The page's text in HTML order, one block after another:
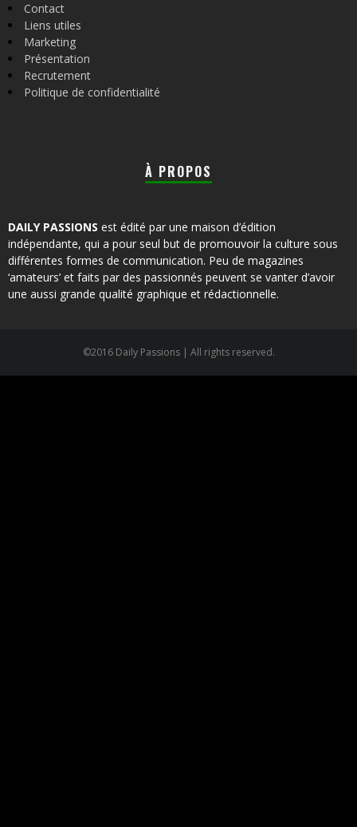
Contact
Liens utiles
Marketing
Présentation
Recrutement
Politique de confidentialité
À PROPOS
DAILY PASSIONS est édité par une maison d’édition
indépendante, qui a pour seul but de promouvoir la culture sous
différentes formes de communication. Peu de magazines
‘amateurs’ et faits par des passionnés peuvent se vanter d’avoir
une aussi grande qualité graphique et rédactionnelle.
©2016 Daily Passions | All rights reserved.